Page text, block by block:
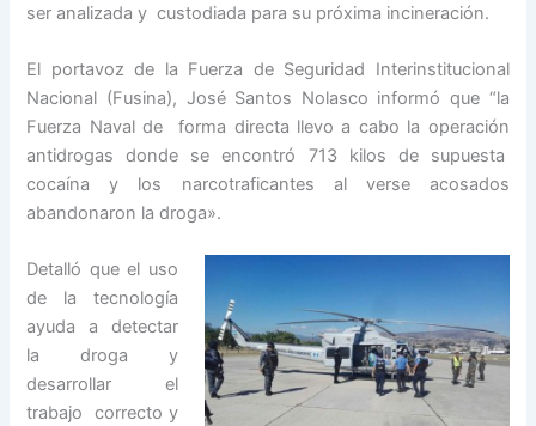
ser analizada y custodiada para su próxima incineración.
El portavoz de la Fuerza de Seguridad Interinstitucional
Nacional (Fusina), José Santos Nolasco informó que “la
Fuerza Naval de forma directa llevo a cabo la operación
antidrogas donde se encontró 713 kilos de supuesta
cocaína y los narcotraficantes al verse acosados
abandonaron la droga».
Detalló que el uso
de la tecnología
ayuda a detectar
la droga y
desarrollar el
trabajo correcto y